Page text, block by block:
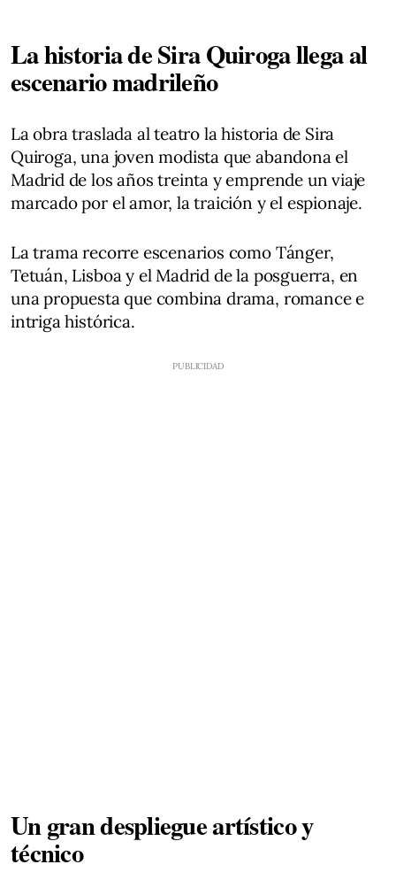
La historia de Sira Quiroga llega al
escenario madrileño
La obra traslada al teatro la historia de Sira
Quiroga, una joven modista que abandona el
Madrid de los años treinta y emprende un viaje
marcado por el amor, la traición y el espionaje.
La trama recorre escenarios como Tánger,
Tetuán, Lisboa y el Madrid de la posguerra, en
una propuesta que combina drama, romance e
intriga histórica.
Un gran despliegue artístico y
técnico